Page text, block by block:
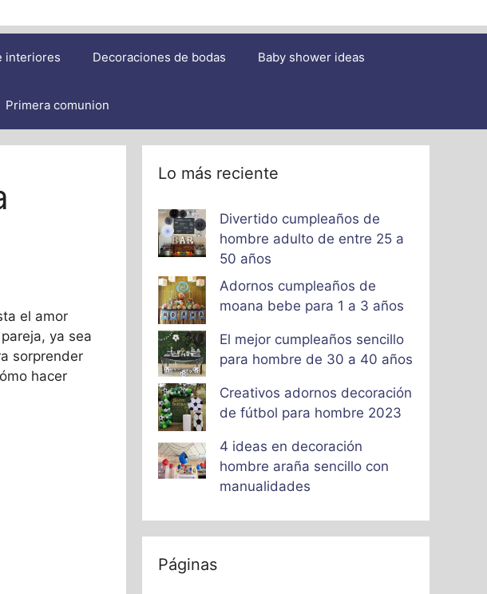
interiores Decoraciones de bodas Baby shower ideas
Primera comunion
el amor
ya sea
sorprender
hacer
Lo más reciente
Divertido cumpleaños de
hombre adulto de entre 25 a
50 años
Adornos cumpleaños de
moana bebe para 1 a 3 años
El mejor cumpleaños sencillo
para hombre de 30 a 40 años
Creativos adornos decoración
de fútbol para hombre 2023
4 ideas en decoración
hombre araña sencillo con
manualidades
Páginas